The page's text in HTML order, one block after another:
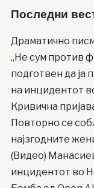
Последни
Драматично
„Не сум против
подготвен да ја
на инцидентот
Кривична
Повторно се
најзгодните
(Видео)
инцидентот во